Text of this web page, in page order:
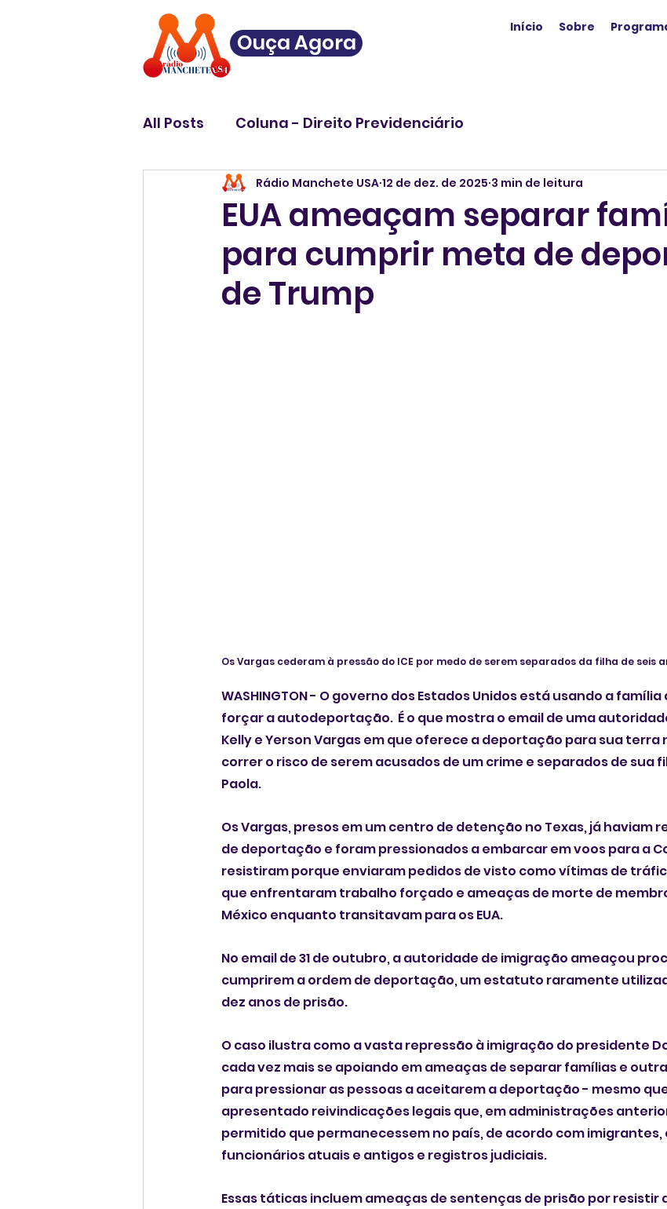
Ouça Agora
Início Sobre
All Posts Coluna - Direito Previdenciário
EUA ameaçam separar
para cumprir meta de
de Trump
Rádio Manchete USA 12 de dez. de 2025 3 min de leitura
Os Vargas cederam à pressão do ICE por medo de serem separados da filha de seis
WASHINGTON - O governo dos Estados Unidos está usando a
forçar a autodeportação.  É o que mostra o email de uma
Kelly e Yerson Vargas em que oferece a deportação para sua terra
correr o risco de serem acusados de um crime e separados de sua
Paola.
Os Vargas, presos em um centro de detenção no Texas, já haviam
de deportação e foram pressionados a embarcar em voos para a
resistiram porque enviaram pedidos de visto como vítimas de
que enfrentaram trabalho forçado e ameaças de morte de
México enquanto transitavam para os EUA.
No email de 31 de outubro, a autoridade de imigração ameaçou
cumprirem a ordem de deportação, um estatuto raramente
dez anos de prisão.
O caso ilustra como a vasta repressão à imigração do presidente
cada vez mais se apoiando em ameaças de separar famílias e
para pressionar as pessoas a aceitarem a deportação - mesmo
apresentado reivindicações legais que, em administrações
permitido que permanecessem no país, de acordo com imigrantes,
funcionários atuais e antigos e registros judiciais.
Essas táticas incluem ameaças de sentenças de prisão por resistir